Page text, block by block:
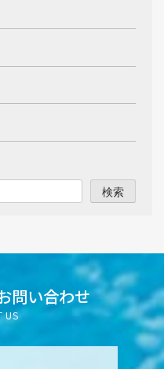
検索
問い合わせ
US